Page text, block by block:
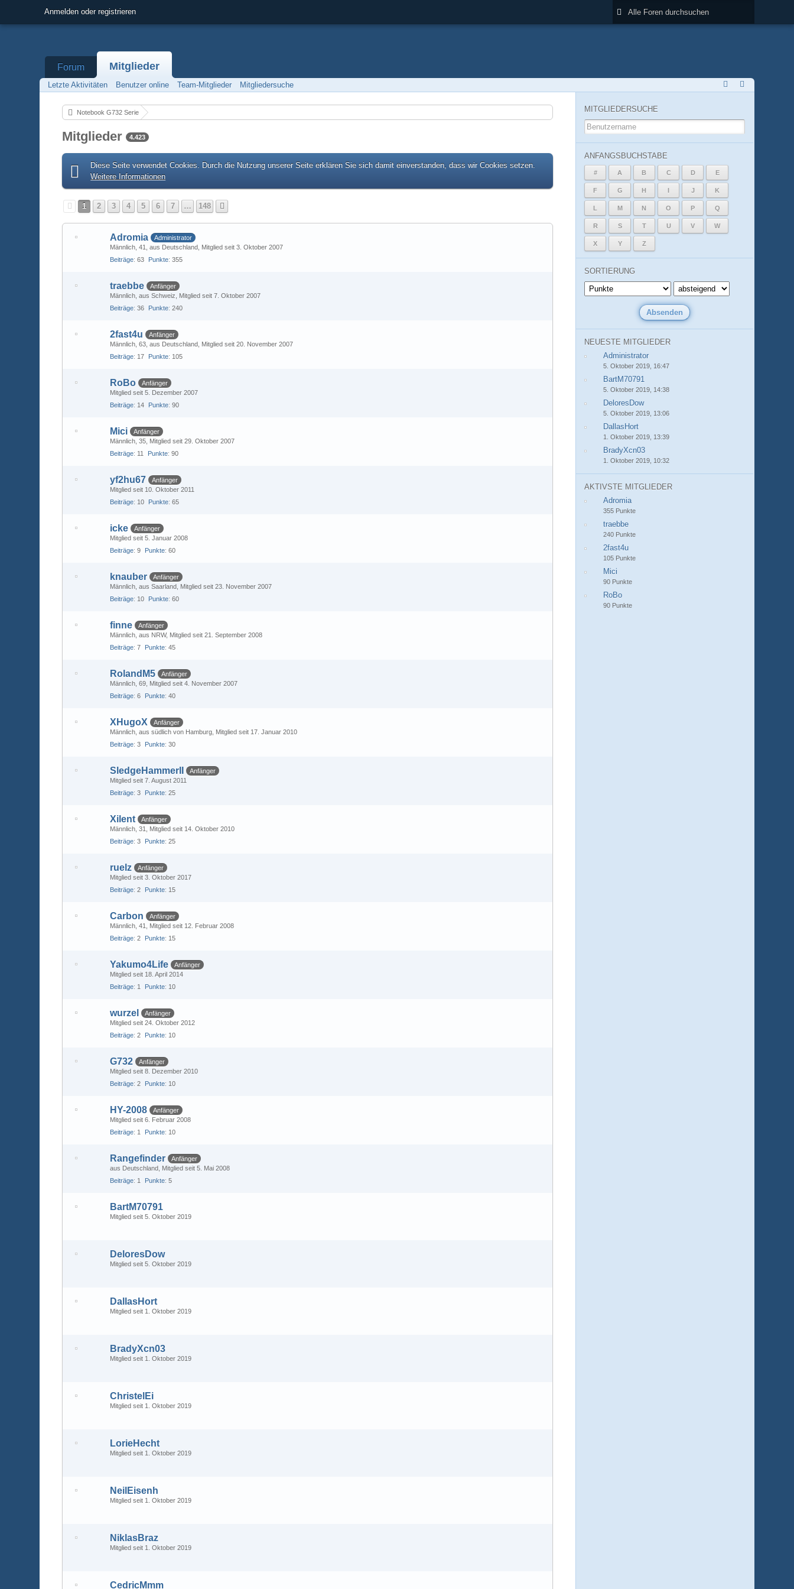
Anmelden oder registrieren
Forum Mitglieder
Letzte Aktivitäten Benutzer online Team-Mitglieder Mitgliedersuche
Notebook G732 Serie
Mitglieder 4.423
Diese Seite verwendet Cookies. Durch die Nutzung unserer Seite erklären Sie sich damit einverstanden, dass wir Cookies setzen.
Weitere Informationen
1 2 3 4 5 6 7 … 148
Adromia
Administrator
Männlich 41 aus Deutschland Mitglied seit 3. Oktober 2007
Beiträge 63 Punkte 355
traebbe
Anfänger
Männlich aus Schweiz
Mitglied seit 7. Oktober 2007
Beiträge 36 Punkte 240
2fast4u
Anfänger
Männlich 63 aus Deutschland Mitglied seit 20. November 2007
Beiträge 17 Punkte 105
RoBo
Anfänger
Mitglied seit 5. Dezember 2007
Beiträge 14 Punkte 90
Mici
Anfänger
Männlich 35 Mitglied seit 29. Oktober 2007
Beiträge 11 Punkte 90
yf2hu67
Anfänger
Mitglied seit 10. Oktober 2011
Beiträge 10 Punkte 65
icke
Anfänger
Mitglied seit 5. Januar 2008
Beiträge 9 Punkte 60
knauber
Anfänger
Männlich aus Saarland Mitglied seit 23. November 2007
Beiträge 10 Punkte 60
finne
Anfänger
Männlich aus NRW Mitglied seit 21. September 2008
Beiträge 7 Punkte 45
RolandM5
Anfänger
Männlich 69 Mitglied seit 4. November 2007
Beiträge 6 Punkte 40
XHugoX
Anfänger
Männlich aus südlich von Hamburg Mitglied seit 17. Januar 2010
Beiträge 3 Punkte 30
SledgeHammerII
Anfänger
Mitglied seit 7. August 2011
Beiträge 3 Punkte 25
Xilent
Anfänger
Männlich 31
Mitglied seit 14. Oktober 2010
Beiträge 3 Punkte 25
ruelz
Anfänger
Mitglied seit 3. Oktober 2017
Beiträge 2 Punkte 15
Carbon
Anfänger
Männlich 41
Mitglied seit 12. Februar 2008
Beiträge 2 Punkte 15
Yakumo4Life
Anfänger
Mitglied seit 18. April 2014
Beiträge 1 Punkte 10
wurzel
Anfänger
Mitglied seit 24. Oktober 2012
Beiträge 2 Punkte 10
G732
Anfänger
Mitglied seit 8. Dezember 2010
Beiträge 2 Punkte 10
HY-2008
Anfänger
Mitglied seit 6. Februar 2008
Beiträge 1 Punkte 10
Rangefinder
Anfänger
aus Deutschland Mitglied seit 5. Mai 2008
Beiträge 1 Punkte 5
BartM70791
Mitglied seit 5. Oktober 2019
DeloresDow
Mitglied seit 5. Oktober 2019
DallasHort
Mitglied seit 1. Oktober 2019
BradyXcn03
Mitglied seit 1. Oktober 2019
ChristelEi
Mitglied seit 1. Oktober 2019
LorieHecht
Mitglied seit 1. Oktober 2019
NeilEisenh
Mitglied seit 1. Oktober 2019
NiklasBraz
Mitglied seit 1. Oktober 2019
CedricMmm
MITGLIEDERSUCHE
ANFANGSBUCHSTABE
# A B C D E
F G H I J K
L M N O P Q
R S T U V W
X Y Z
SORTIERUNG
NEUESTE MITGLIEDER
Administrator
5. Oktober 2019, 16:47
BartM70791
5. Oktober 2019, 14:38
DeloresDow
5. Oktober 2019, 13:06
DallasHort
1. Oktober 2019, 13:39
BradyXcn03
1. Oktober 2019, 10:32
AKTIVSTE MITGLIEDER
Adromia
355 Punkte
traebbe
240 Punkte
2fast4u
105 Punkte
Mici
90 Punkte
RoBo
90 Punkte